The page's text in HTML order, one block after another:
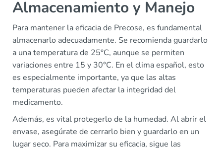
Almacenamiento y Manejo
Para mantener la eficacia de Precose, es fundamental
almacenarlo adecuadamente. Se recomienda guardarlo
a una temperatura de 25°C, aunque se permiten
variaciones entre 15 y 30°C. En el clima español, esto
es especialmente importante, ya que las altas
temperaturas pueden afectar la integridad del
medicamento.
Además, es vital protegerlo de la humedad. Al abrir el
envase, asegúrate de cerrarlo bien y guardarlo en un
lugar seco. Para maximizar su eficacia, sigue las